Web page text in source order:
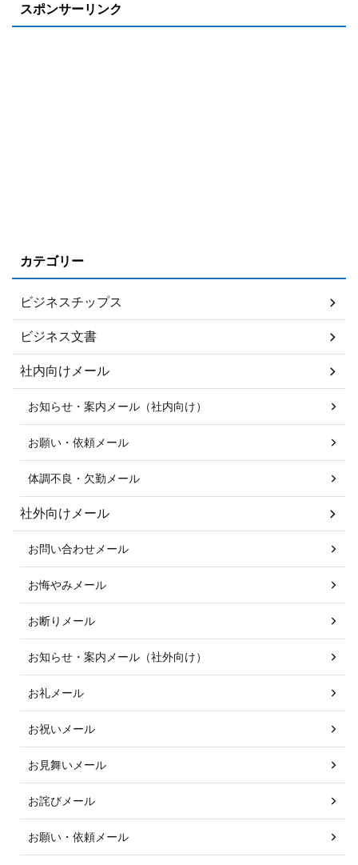
スポンサーリンク
カテゴリー
ビジネスチップス
ビジネス文書
社内向けメール
お知らせ・案内メール（社内向け）
お願い・依頼メール
体調不良・欠勤メール
社外向けメール
お問い合わせメール
お悔やみメール
お断りメール
お知らせ・案内メール（社外向け）
お礼メール
お祝いメール
お見舞いメール
お詫びメール
お願い・依頼メール